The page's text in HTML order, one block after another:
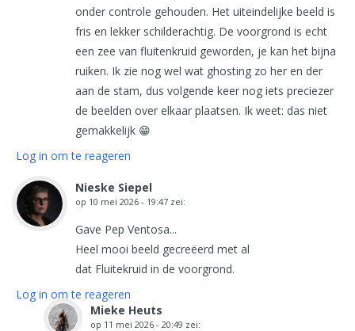
onder controle gehouden. Het uiteindelijke beeld is
fris en lekker schilderachtig. De voorgrond is echt
een zee van fluitenkruid geworden, je kan het bijna
ruiken. Ik zie nog wel wat ghosting zo her en der
aan de stam, dus volgende keer nog iets preciezer
de beelden over elkaar plaatsen. Ik weet: das niet
gemakkelijk 😁
Log in om te reageren
Nieske Siepel
op 10 mei 2026 - 19:47 zei:
Gave Pep Ventosa...
Heel mooi beeld gecreëerd met al
dat Fluitekruid in de voorgrond.
Log in om te reageren
Mieke Heuts
op 11 mei 2026 - 20:49 zei: